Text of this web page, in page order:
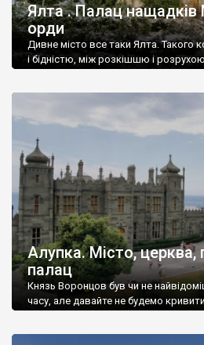
Ялта . Палац нащадків
орди
Дивне місто все таки Ялта. Такого
і бідністю, між розкішшю і
Алупка. Місто, церква,
палац
Князь Воронцов був чи не
часу, але давайте не будемо